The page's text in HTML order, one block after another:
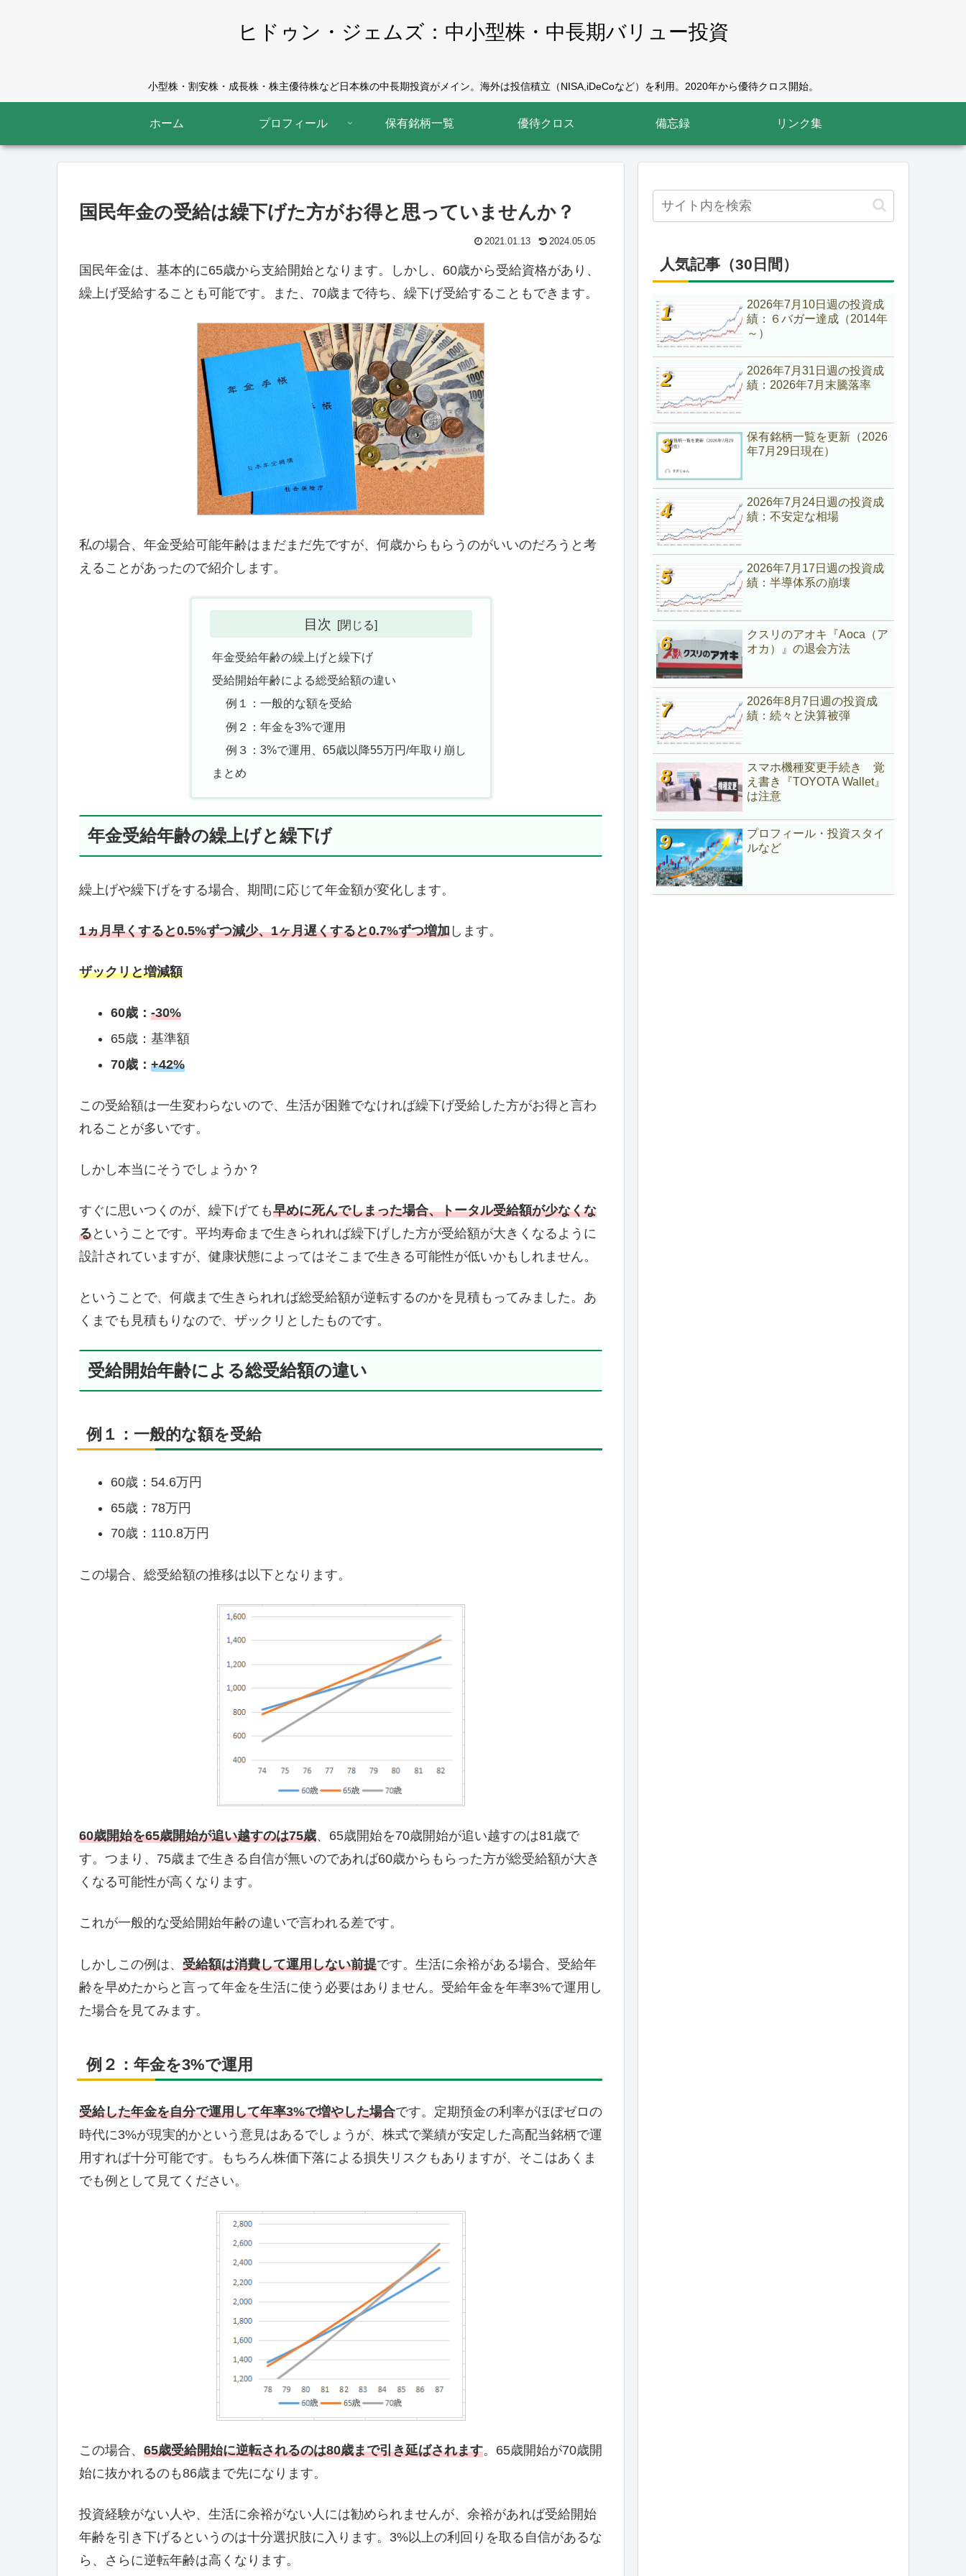
ヒドゥン・ジェムズ：中小型株・中長期バリュー投資
小型株・割安株・成長株・株主優待株など日本株の中長期投資がメイン。海外は投信積立（NISA,iDeCoなど）を利用。2020年から優待クロス開始。
ホーム プロフィール 保有銘柄一覧 優待クロス 備忘録 リンク集
国民年金の受給は繰下げた方がお得と思っていませんか？
2021.01.13 2024.05.05
国民年金は、基本的に65歳から支給開始となります。しかし、60歳から受給資格があり、
繰上げ受給することも可能です。また、70歳まで待ち、繰下げ受給することもできます。
私の場合、年金受給可能年齢はまだまだ先ですが、何歳からもらうのがいいのだろうと考
えることがあったので紹介します。
目次
年金受給年齢の繰上げと繰下げ
受給開始年齢による総受給額の違い
例１：一般的な額を受給
例２：年金を3%で運用
例３：3%で運用、65歳以降55万円/年取り崩し
まとめ
年金受給年齢の繰上げと繰下げ
繰上げや繰下げをする場合、期間に応じて年金額が変化します。
1ヵ月早くすると0.5%ずつ減少、1ヶ月遅くすると0.7%ずつ増加 します。
ザックリと増減額
60歳： -30%
65歳：基準額
70歳： +42%
この受給額は一生変わらないので、生活が困難でなければ繰下げ受給した方がお得と言わ
れることが多いです。
しかし本当にそうでしょうか？
すぐに思いつくのが、繰下げても早めに死んでしまった場合、トータル受給額が少なくな
るということです。平均寿命まで生きられれば繰下げした方が受給額が大きくなるように
設計されていますが、健康状態によってはそこまで生きる可能性が低いかもしれません。
ということで、何歳まで生きられれば総受給額が逆転するのかを見積もってみました。あ
くまでも見積もりなので、ザックリとしたものです。
受給開始年齢による総受給額の違い
例１：一般的な額を受給
60歳：54.6万円
65歳：78万円
70歳：110.8万円
この場合、総受給額の推移は以下となります。
60歳開始を65歳開始が追い越すのは75歳、65歳開始を70歳開始が追い越すのは81歳で
す。つまり、75歳まで生きる自信が無いのであれば60歳からもらった方が総受給額が大き
くなる可能性が高くなります。
これが一般的な受給開始年齢の違いで言われる差です。
しかしこの例は、 受給額は消費して運用しない前提です。生活に余裕がある場合、受給年
齢を早めたからと言って年金を生活に使う必要はありません。受給年金を年率3%で運用し
た場合を見てみます。
例２：年金を3%で運用
受給した年金を自分で運用して年率3%で増やした場合です。定期預金の利率がほぼゼロの
時代に3%が現実的かという意見はあるでしょうが、株式で業績が安定した高配当銘柄で運
用すれば十分可能です。もちろん株価下落による損失リスクもありますが、そこはあくま
でも例として見てください。
この場合、 65歳受給開始に逆転されるのは80歳まで引き延ばされます。65歳開始が70歳開
始に抜かれるのも86歳まで先になります。
投資経験がない人や、生活に余裕がない人には勧められませんが、余裕があれば受給開始
年齢を引き下げるというのは十分選択肢に入ります。3%以上の利回りを取る自信があるな
ら、さらに逆転年齢は高くなります。
人気記事（30日間）
2026年7月10日週の投資成
績：６バガー達成（2014年
～）
2026年7月31日週の投資成
績：2026年7月末騰落率
保有銘柄一覧を更新（2026
年7月29日現在）
2026年7月24日週の投資成
績：不安定な相場
2026年7月17日週の投資成
績：半導体系の崩壊
クスリのアオキ『Aoca（ア
オカ）』の退会方法
2026年8月7日週の投資成
績：続々と決算被弾
スマホ機種変更手続き 覚
え書き『TOYOTA Wallet』
は注意
プロフィール・投資スタイ
ルなど